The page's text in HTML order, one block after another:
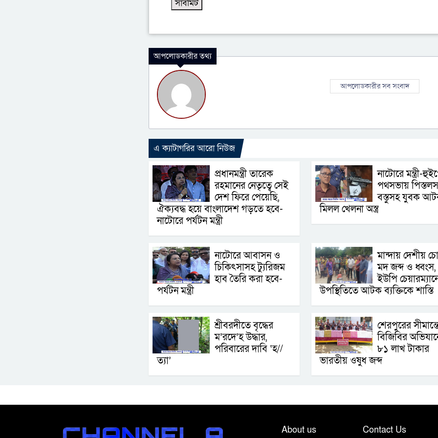
আপলোডকারীর তথ্য
আপলোডকারীর সব সংবাদ
এ ক্যাটাগরির আরো নিউজ
প্রধানমন্ত্রী তারেক
রহমানের নেতৃত্বে সেই
দেশ ফিরে পেয়েছি,
ঐক্যবদ্ধ হয়ে বাংলাদেশ গড়তে হবে-
নাটোরে পর্যটন মন্ত্রী
নাটোরে মন্ত্রী-
পথসভায়
বস্তুসহ যুবক
মিলল খেলনা অস্ত্র
নাটোরে আবাসন ও
চিকিৎসাসহ ট্যুরিজম
হাব তৈরি করা হবে-
পর্যটন মন্ত্রী
মান্দায় দেশীয়
মদ জব্দ ও ধ্বংস,
ইউপি
উপস্থিতিতে আটক ব্যক্তিকে শাস্তি
শ্রীবরদীতে বৃদ্ধের
ম’রদে’হ উদ্ধার,
পরিবারের দাবি ‘হ//
ত্যা’
শেরপুরের
বিজিবির
৮১ লাখ টাকার
ভারতীয় ওষুধ জব্দ
About us Contact Us